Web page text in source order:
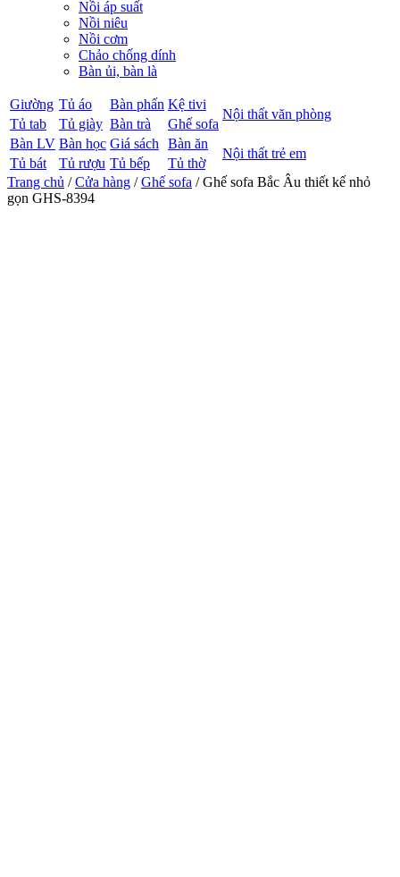
Nồi áp suất
Nồi niêu
Nồi cơm
Chảo chống dính
Bàn ủi, bàn là
Giường Tủ áo Bàn phấn Kệ tivi
Nội thất văn phòng
Tủ tab Tủ giày Bàn trà
Ghế sofa
Bàn LV Bàn học Giá sách Bàn ăn
Nội thất trẻ em
Tủ bát Tủ rượu Tủ bếp
Tủ thờ
Trang chủ /Cửa hàng /Ghế sofa / Ghế sofa Bắc Âu thiết kế nhỏ
gọn GHS-8394